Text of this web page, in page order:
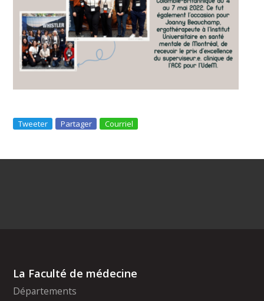
Tweeter Partager Courriel
La Faculté de médecine
Départements